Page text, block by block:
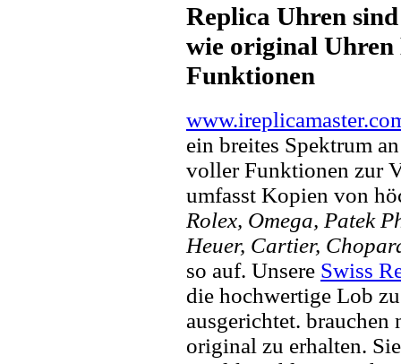
Replica Uhren
wie original Uhren
Funktionen
ein breites Spektrum
voller Funktionen zur
umfasst Kopien von
Rolex, Omega, Patek
Heuer, Cartier,
so auf. Unsere Swiss
die hochwertige Lob
ausgerichtet. brauchen
original zu erhalten.